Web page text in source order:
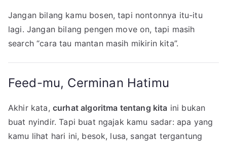
Jangan bilang kamu bosen, tapi nontonnya itu-itu
lagi. Jangan bilang pengen move on, tapi masih
search “cara tau mantan masih mikirin kita”.
Feed-mu, Cerminan Hatimu
Akhir kata, curhat algoritma tentang kita ini bukan
buat nyindir. Tapi buat ngajak kamu sadar: apa yang
kamu lihat hari ini, besok, lusa, sangat tergantung